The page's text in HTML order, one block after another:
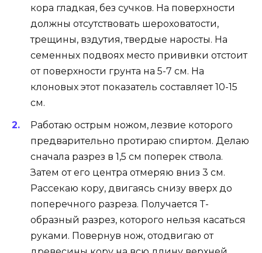
кора гладкая, без сучков. На поверхности
должны отсутствовать шероховатости,
трещины, вздутия, твердые наросты. На
семенных подвоях место прививки отстоит
от поверхности грунта на 5-7 см. На
клоновых этот показатель составляет 10-15
см.
Работаю острым ножом, лезвие которого
предварительно протираю спиртом. Делаю
сначала разрез в 1,5 см поперек ствола.
Затем от его центра отмеряю вниз 3 см.
Рассекаю кору, двигаясь снизу вверх до
поперечного разреза. Получается Т-
образный разрез, которого нельзя касаться
руками. Повернув нож, отодвигаю от